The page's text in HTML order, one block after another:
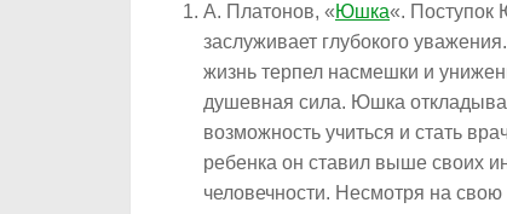
А. Платонов, «Юшка«. Поступок
заслуживает глубокого
жизнь терпел насмешки и
душевная сила. Юшка
возможность учиться и стать
ребенка он ставил выше своих
человечности. Несмотря на